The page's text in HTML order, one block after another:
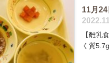
11月
【離乳
く質